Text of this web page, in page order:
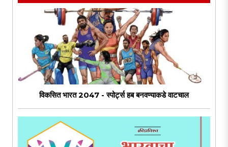
विकसित भारत 2047 - स्पोर्ट्स हब बनवण्याकडे वाटचाल